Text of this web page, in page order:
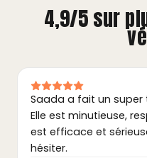
4,9/5 sur
Saada a fait un
Elle est minutieuse,
est efficace et
hésiter.